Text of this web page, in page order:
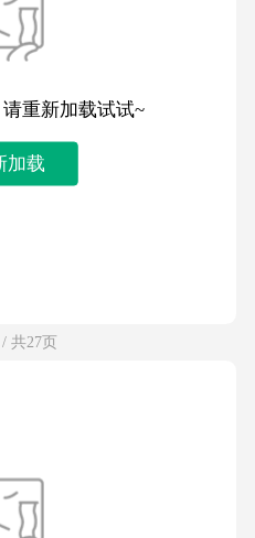
重新加载试试~
加载
共27页